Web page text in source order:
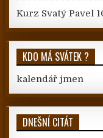
Kurz Svatý Pavel
KDO MÁ SVÁTEK ?
kalendář jmen
DNEŠNÍ CITÁT